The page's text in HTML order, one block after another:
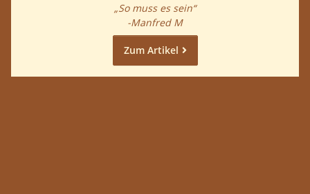
„So muss es sein“
-Manfred M
Zum Artikel